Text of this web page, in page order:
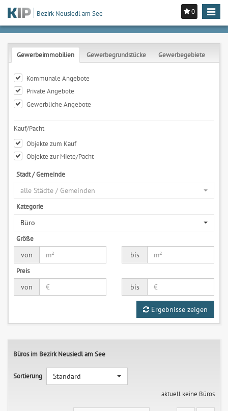
0
Toggle
Bezirk Neusiedl am See
Gewerbeimmobilien Gewerbegrundstücke Gewerbegebiete
Kommunale Angebote
Private Angebote
Gewerbliche Angebote
Kauf/Pacht
Objekte zum Kauf
Objekte zur Miete/Pacht
Stadt / Gemeinde
alle Städte / Gemeinden
Kategorie
Büro
Größe
von
bis
Preis
von
bis
Ergebnisse zeigen
Büros im Bezirk Neusiedl am See
Sortierung
Standard
aktuell keine Büros